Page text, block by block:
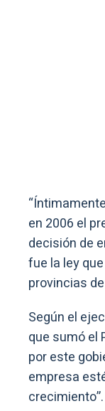
en 2006 el
decisión de
fue la ley
provincias
Según el
que sumó el
por este
empresa
crecimiento”.